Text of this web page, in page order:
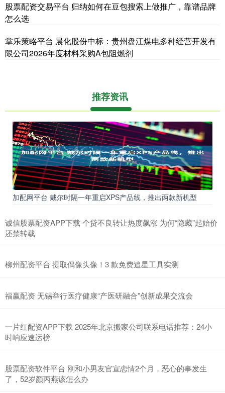
股票配资交易平台 归纳如何在豆包搜索上做推广，靠谱品牌
怎么选
掌乐策略平台 晨化股份中标：贵州盘江煤电多种经营开发有
限公司2026年度材料采购A包阻燃剂
推荐资讯
加配网平台 戴尔时隔一年重启XPS产品线，推出两款新机型
诚信股票配资APP下载 个贷不良转让热度飙涨 为何“隐藏”起始价
还禁转载
柳州配资平台 提取偶像头像！3 款免费追星工具实测
福赢配资 无锡举行医疗健康“产医研融合”创新成果交流会
一片红配资APP下载 2025年北京搬家公司联系电话推荐：24小
时响应速运榜
股票配资软件平台 刚和小男友官宣恋情2个月，恶心的事发生
了，52岁颜丙燕该怎么办